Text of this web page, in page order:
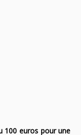
100 euros pour une